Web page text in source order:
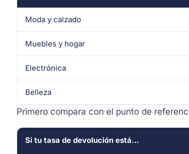
Moda y calzado
Muebles y hogar
Electrónica
Belleza
Primero compara con el punto de
Si tu tasa de devolución está...